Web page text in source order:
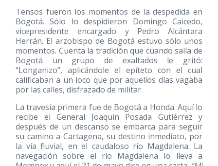
Tensos fueron los momentos de la despedida en
Bogotá. Sólo lo despidieron Domingo Caicedo,
vicepresidente encargado y Pedro Alcántara
Herrán. El arzobispo de Bogotá estuvo sólo unos
momentos. Cuenta la tradición que cuando salía de
Bogotá un grupo de exaltados le gritó:
“Longanizo”, aplicándole el epíteto con el cual
calificaban a un loco que por aquellos días vagaba
por las calles, disfrazado de militar.
La travesía primera fue de Bogotá a Honda. Aquí lo
recibe el General Joaquín Posada Gutiérrez y
después de un descanso se embarca para seguir
su camino a Cartagena, su destino inmediato, por
la vía fluvial, en el caudaloso río Magdalena. La
navegación sobre el río Magdalena lo lleva a